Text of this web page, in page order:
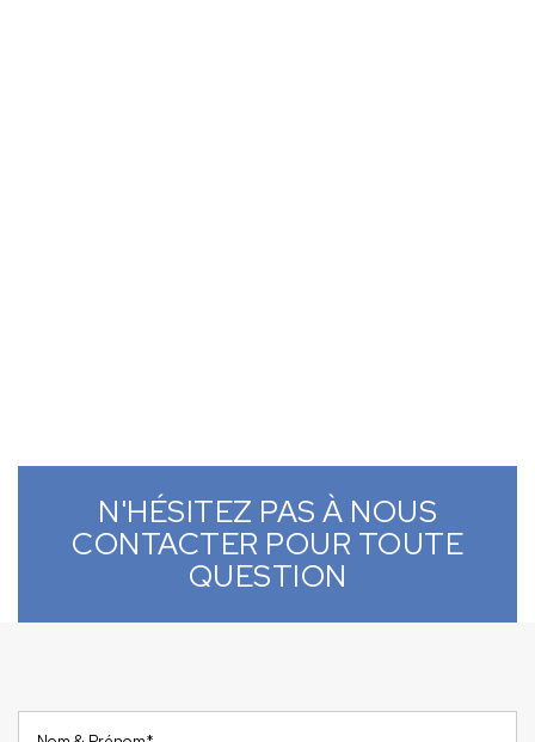
N'HÉSITEZ PAS À NOUS
CONTACTER POUR TOUTE
QUESTION